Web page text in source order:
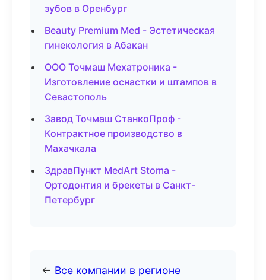
зубов в Оренбург
Beauty Premium Med - Эстетическая
гинекология в Абакан
ООО Точмаш Мехатроника -
Изготовление оснастки и штампов в
Севастополь
Завод Точмаш СтанкоПроф -
Контрактное производство в
Махачкала
ЗдравПункт MedArt Stoma -
Ортодонтия и брекеты в Санкт-
Петербург
← Все компании в регионе